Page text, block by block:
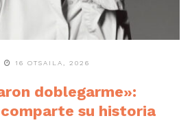
16 OTSAILA, 2026
doblegarme»:
su historia